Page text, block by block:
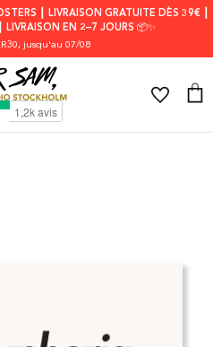
┃ LIVRAISON GRATUITE DÈS 39€ ┃
LIVRAISON EN 2–7 JOURS 📦✨
, jusqu'au 07/08